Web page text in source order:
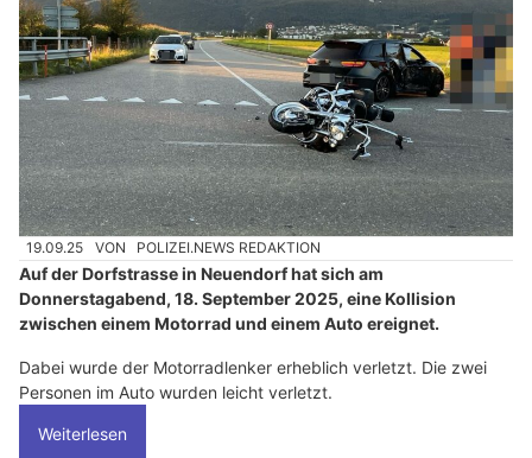
19.09.25 VON POLIZEI.NEWS REDAKTION
Auf der Dorfstrasse in Neuendorf hat sich am
Donnerstagabend, 18. September 2025, eine Kollision
zwischen einem Motorrad und einem Auto ereignet.
Dabei wurde der Motorradlenker erheblich verletzt. Die zwei
Personen im Auto wurden leicht verletzt.
Weiterlesen